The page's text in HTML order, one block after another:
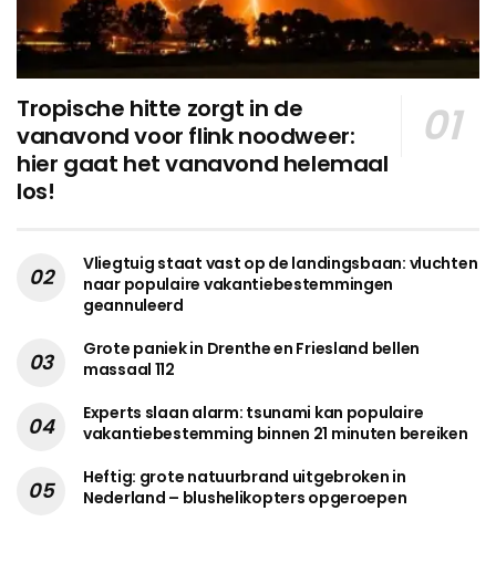
Tropische hitte zorgt in de
vanavond voor flink noodweer:
hier gaat het vanavond helemaal
los!
Vliegtuig staat vast op de landingsbaan: vluchten
naar populaire vakantiebestemmingen
geannuleerd
Grote paniek in Drenthe en Friesland bellen
massaal 112
Experts slaan alarm: tsunami kan populaire
vakantiebestemming binnen 21 minuten bereiken
Heftig: grote natuurbrand uitgebroken in
Nederland – blushelikopters opgeroepen